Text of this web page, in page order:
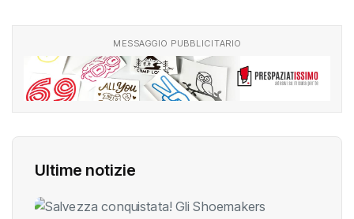
MESSAGGIO PUBBLICITARIO
Ultime notizie